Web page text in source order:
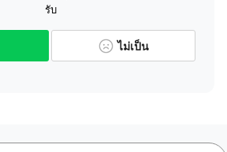
รับ
ไม่เป็น